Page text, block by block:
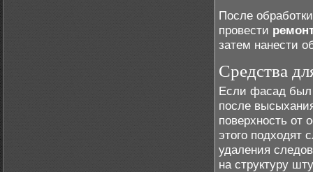
После
провести
затем нанести
Средства
Если фасад был
после
поверхность от
этого подходят
удаления
на структуру